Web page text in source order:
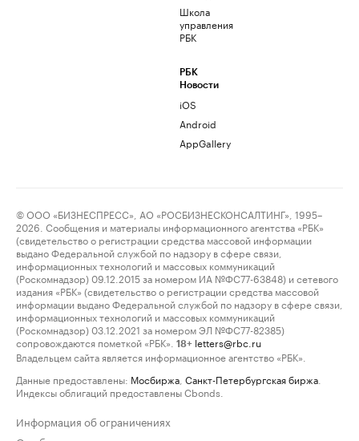
Школа
управления
РБК
РБК
Новости
iOS
Android
AppGallery
© ООО «БИЗНЕСПРЕСС», АО «РОСБИЗНЕСКОНСАЛТИНГ», 1995–
2026. Сообщения и материалы информационного агентства «РБК»
(свидетельство о регистрации средства массовой информации
выдано Федеральной службой по надзору в сфере связи,
информационных технологий и массовых коммуникаций
(Роскомнадзор) 09.12.2015 за номером ИА №ФС77-63848) и сетевого
издания «РБК» (свидетельство о регистрации средства массовой
информации выдано Федеральной службой по надзору в сфере связи,
информационных технологий и массовых коммуникаций
(Роскомнадзор) 03.12.2021 за номером ЭЛ №ФС77-82385)
сопровождаются пометкой «РБК».
18+ letters@rbc.ru
Владельцем сайта является информационное агентство «РБК».
Данные предоставлены: Мосбиржа Санкт-Петербургская биржа
Индексы облигаций предоставлены Cbonds.
Информация об ограничениях